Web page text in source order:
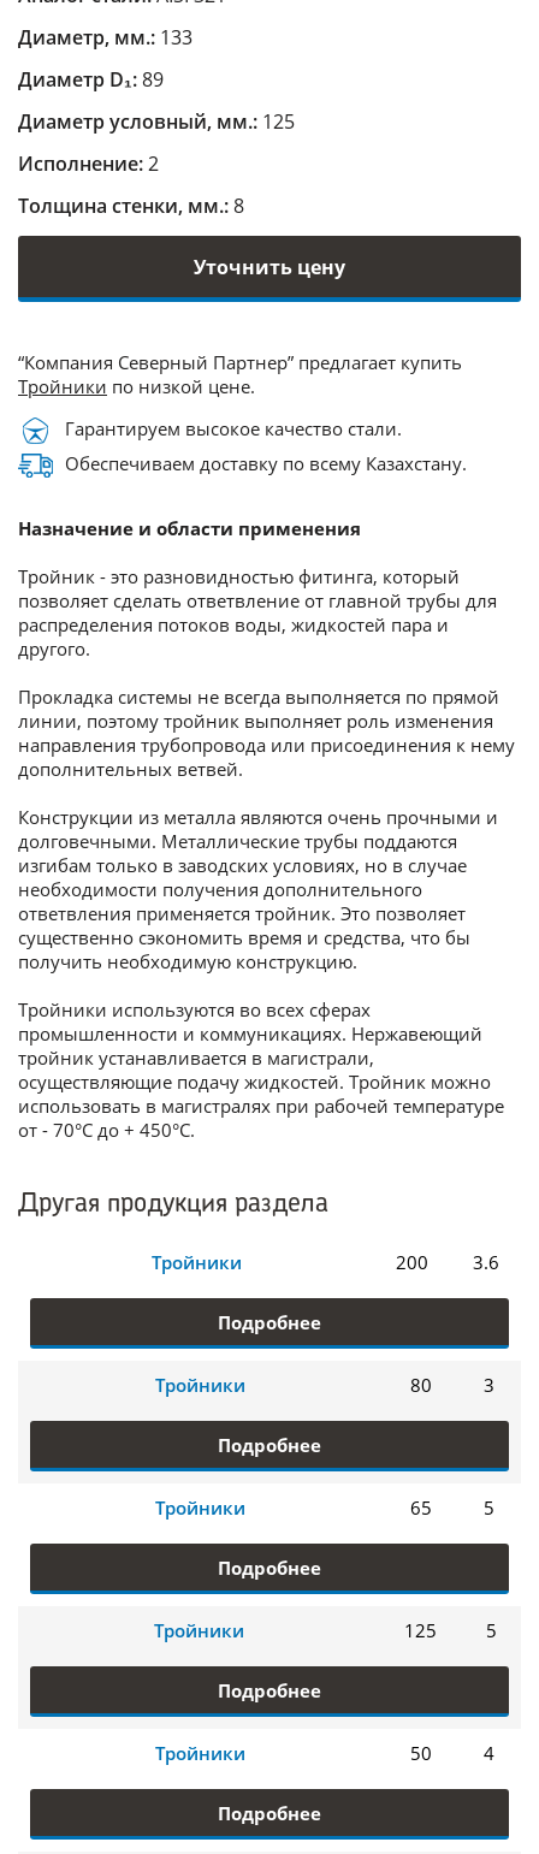
Диаметр, мм.: 133
Диаметр D₁:89
Диаметр условный, мм.: 125
Исполнение:2
Толщина стенки, мм.:8
Уточнить цену
“Компания Северный Партнер” предлагает купить
Тройники по низкой цене.
Гарантируем высокое качество стали.
Обеспечиваем доставку по всему Казахстану.
Назначение и области применения
Тройник - это разновидностью фитинга, который
позволяет сделать ответвление от главной трубы для
распределения потоков воды, жидкостей пара и
другого.
Прокладка системы не всегда выполняется по прямой
линии, поэтому тройник выполняет роль изменения
направления трубопровода или присоединения к нему
дополнительных ветвей.
Конструкции из металла являются очень прочными и
долговечными. Металлические трубы поддаются
изгибам только в заводских условиях, но в случае
необходимости получения дополнительного
ответвления применяется тройник. Это позволяет
существенно сэкономить время и средства, что бы
получить необходимую конструкцию.
Тройники используются во всех сферах
промышленности и коммуникациях. Нержавеющий
тройник устанавливается в магистрали,
осуществляющие подачу жидкостей. Тройник можно
использовать в магистралях при рабочей температуре
от - 70°С до + 450°С.
Другая продукция раздела
Тройники 200 3.6
Подробнее
Тройники 80 3
Подробнее
Тройники 65 5
Подробнее
Тройники 125 5
Подробнее
Тройники 50 4
Подробнее